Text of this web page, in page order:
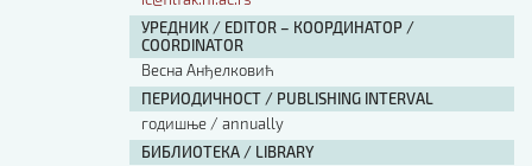
УРЕДНИК / EDITOR – КООРДИНАТОР /
COORDINATOR
Весна Анђелковић
ПЕРИОДИЧНОСТ / PUBLISHING INTERVAL
годишње / annually
БИБЛИОТЕКА / LIBRARY